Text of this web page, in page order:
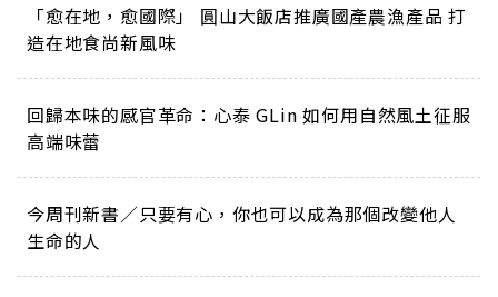
「愈在地，愈國際」 圓山大飯店推廣國產農漁產品 打
造在地食尚新風味
回歸本味的感官革命：心泰 GLin 如何用自然風土征服
高端味蕾
今周刊新書／只要有心，你也可以成為那個改變他人
生命的人